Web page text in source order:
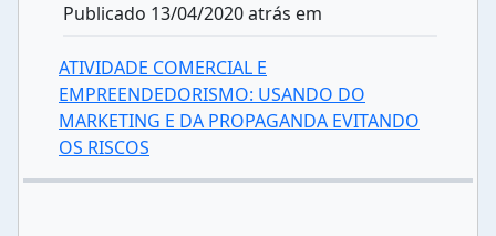
Publicado 13/04/2020 atrás em
ATIVIDADE COMERCIAL E
EMPREENDEDORISMO: USANDO DO
MARKETING E DA PROPAGANDA EVITANDO
OS RISCOS